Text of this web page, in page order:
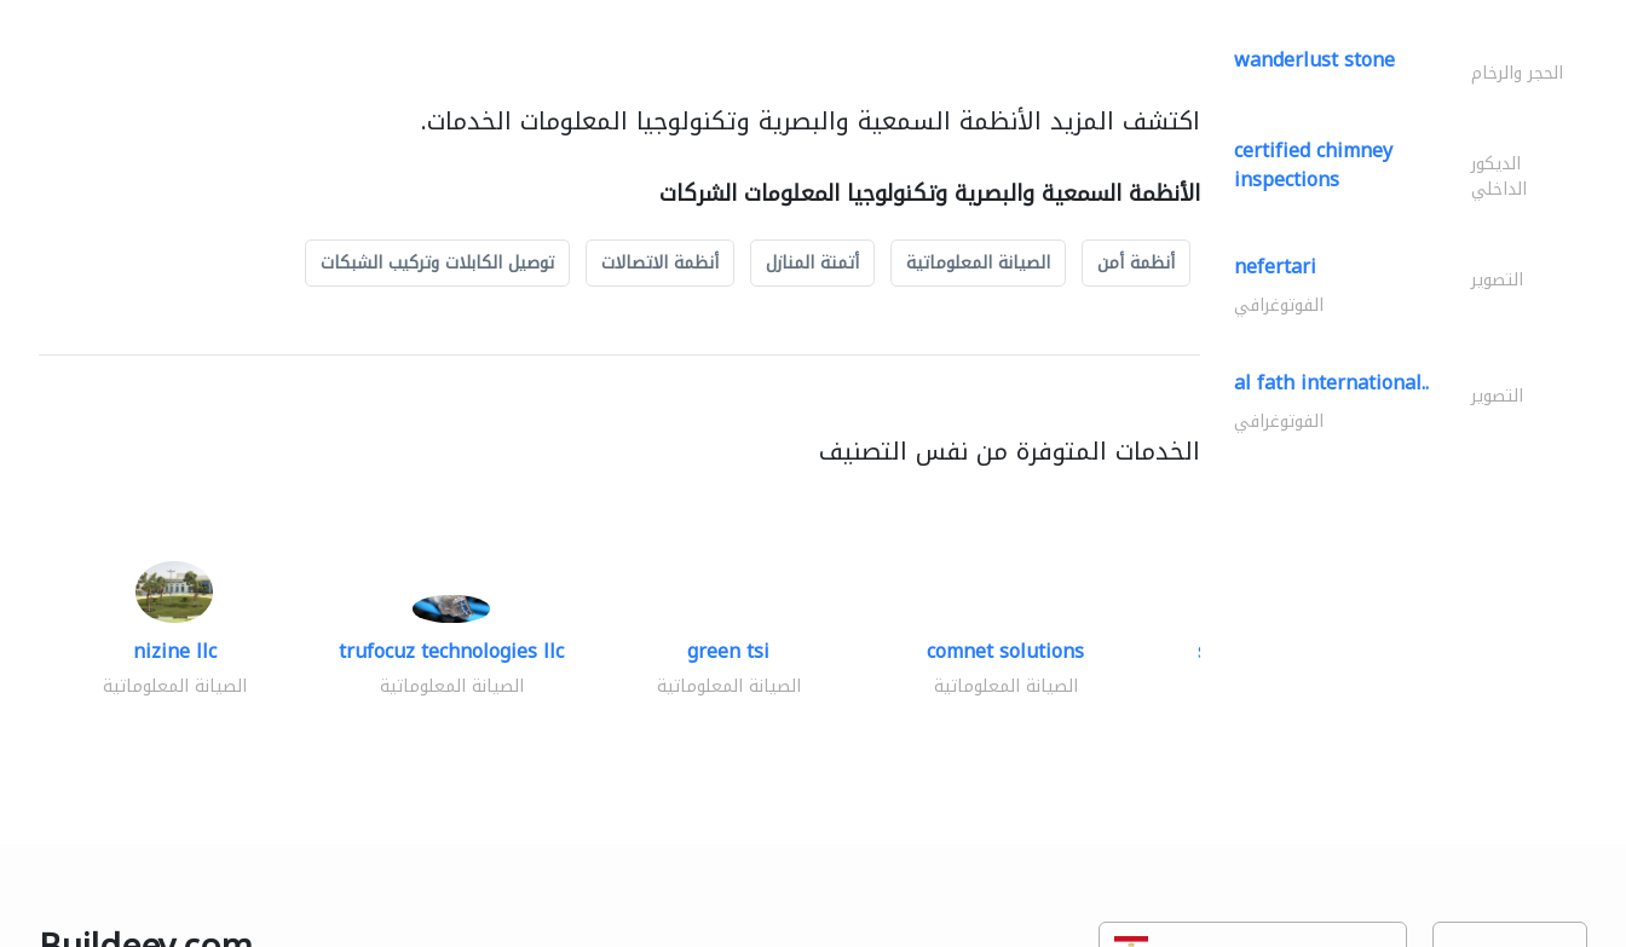
اكتشف المزيد الأنظمة السمعية والبصرية وتكنولوجيا المعلومات الخدمات.
الأنظمة السمعية والبصرية وتكنولوجيا المعلومات الشركات
أنظمة أمن الصيانة المعلوماتية أتمتة المنازل أنظمة الاتصالات توصيل الكابلات وتركيب الشبكات
الخدمات المتوفرة من نفس التصنيف
nizine llc
الصيانة المعلوماتية
trufocuz technologies llc
الصيانة المعلوماتية
green tsi
الصيانة المعلوماتية
comnet solutions
الصيانة المعلوماتية
semac consultants
wanderlust stone الحجر والرخام
certified chimney
inspections الديكور
الداخلي
nefertari التصوير
الفوتوغرافي
al fath international.. التصوير
الفوتوغرافي